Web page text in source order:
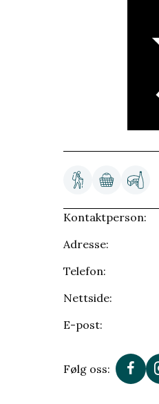
Kontaktperson:
Adresse:
Telefon:
Nettside:
E-post:
Følg oss: